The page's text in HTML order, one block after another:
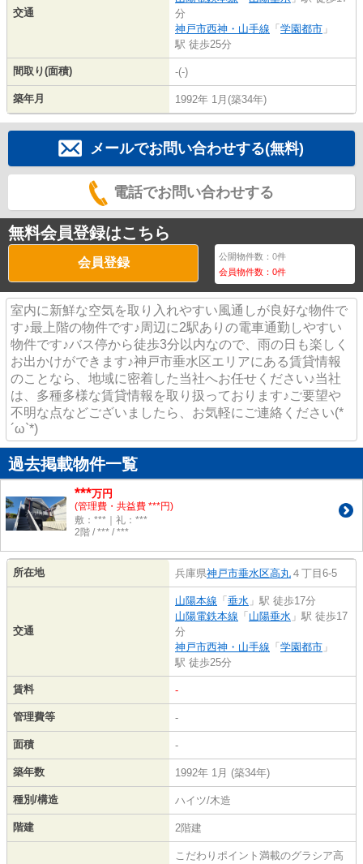
交通
分
神戸市西神・山手線 「 学園都市 」
駅 徒歩25分
間取り(面積) -(-)
築年月 1992年 1月(築34年)
メールでお問い合わせする(無料)
電話でお問い合わせする
無料会員登録はこちら
会員登録 公開物件数：0件
会員物件数：0件
室内に新鮮な空気を取り入れやすい風通しが良好な物件で
す♪最上階の物件です♪周辺に2駅ありの電車通勤しやすい
物件です♪バス停から徒歩3分以内なので、雨の日も楽しく
お出かけができます♪神戸市垂水区エリアにある賃貸情報
のことなら、地域に密着した当社へお任せください♪当社
は、多種多様な賃貸情報を取り扱っております♪ご要望や
不明な点などございましたら、お気軽にご連絡ください(*
´ω`*)
過去掲載物件一覧
***万円
(管理費・共益費 ***円)
敷：***｜礼：***
2階 / *** / ***
所在地 兵庫県神戸市垂水区高丸 ４丁目6-5
交通
山陽本線 「 垂水 」駅 徒歩17分
山陽電鉄本線 「 山陽垂水 」駅 徒歩17
分
神戸市西神・山手線 「 学園都市 」
駅 徒歩25分
賃料 -
管理費等 -
面積 -
築年数 1992年 1月 (築34年)
種別/構造 ハイツ/木造
階建 2階建
こだわりポイント満載のグラシア高